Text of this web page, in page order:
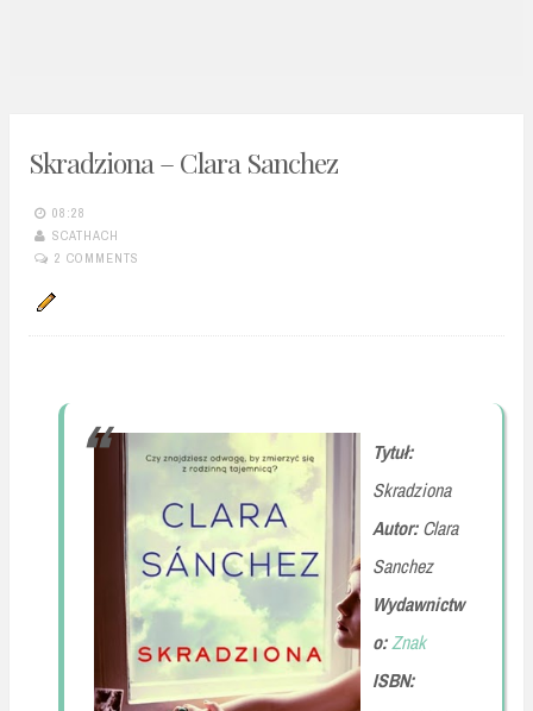
Skradziona – Clara Sanchez
08:28
SCATHACH
2 COMMENTS
Tytuł:
Skradziona
Autor:Clara
Sanchez
Wydawnictw
o:Znak
ISBN: